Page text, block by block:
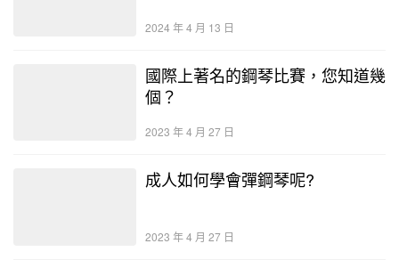
2024 年 4 月 13 日
國際上著名的鋼琴比賽，您知道幾
個？
2023 年 4 月 27 日
成人如何學會彈鋼琴呢?
2023 年 4 月 27 日